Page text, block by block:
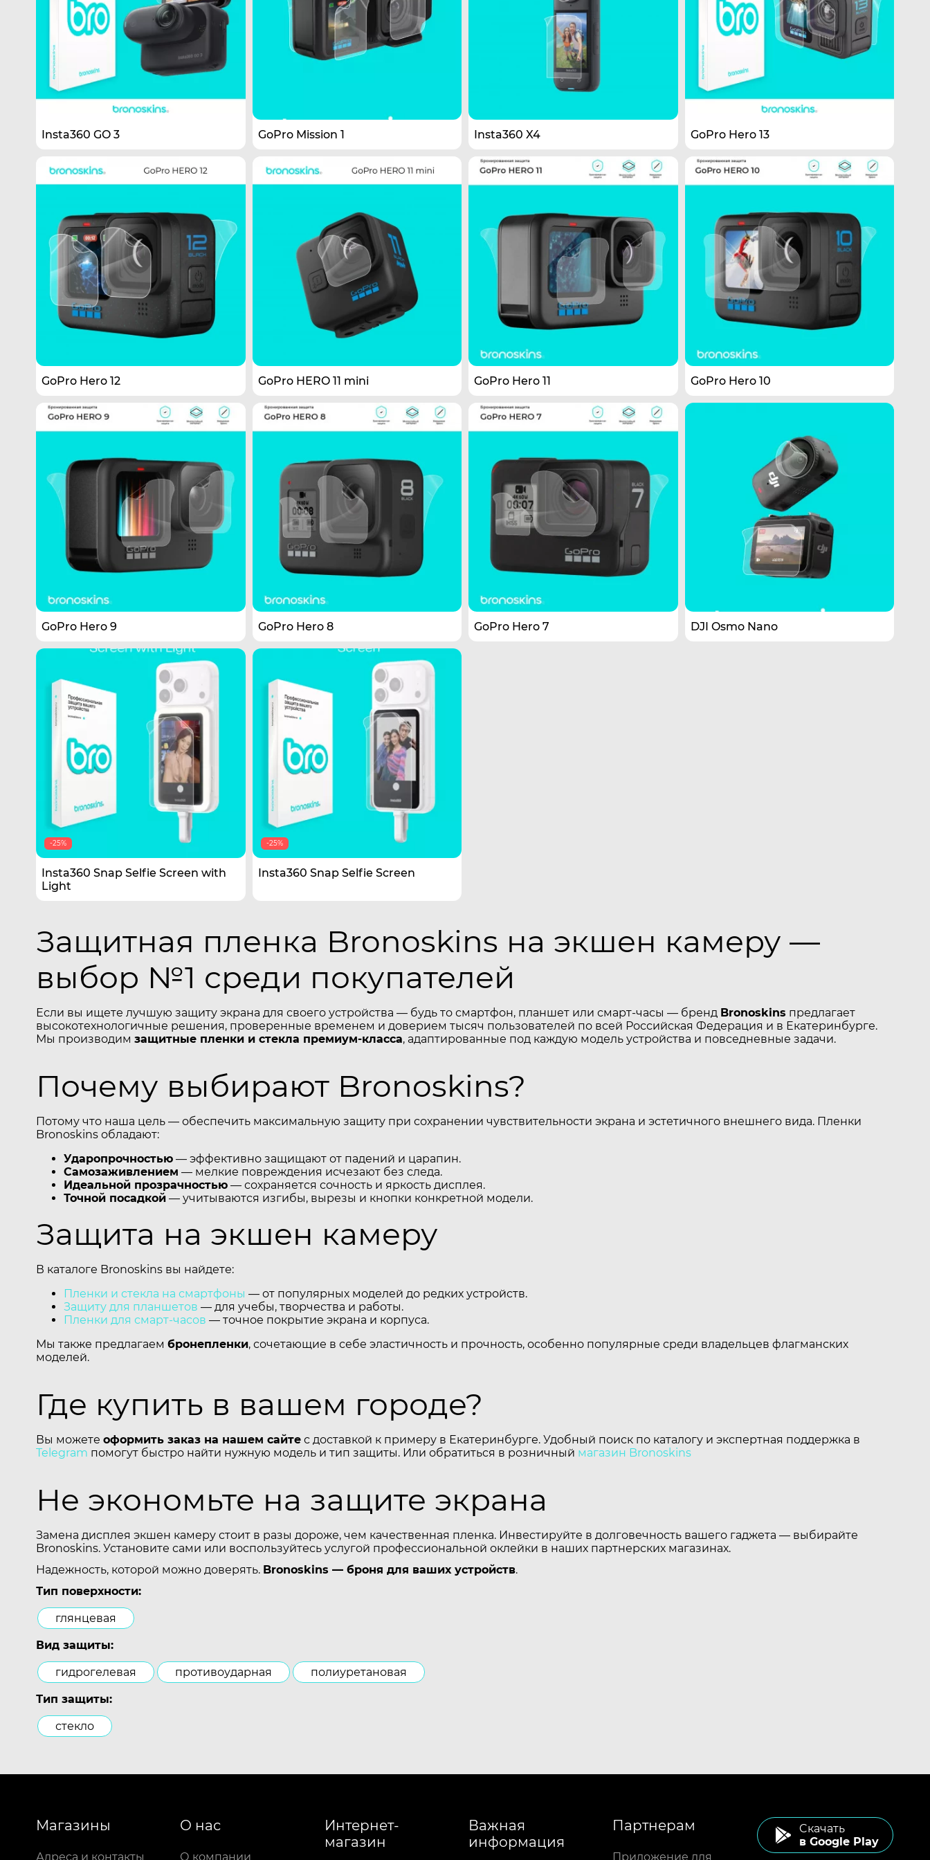
Insta360 GO 3 GoPro Mission 1 Insta360 X4 GoPro Hero 13
GoPro Hero 12 GoPro HERO 11 mini GoPro Hero 11 GoPro Hero 10
GoPro Hero 9 GoPro Hero 8 GoPro Hero 7 DJI Osmo Nano
-25%
Insta360 Snap Selfie Screen with
Light
-25%
Insta360 Snap Selfie Screen
Защитная пленка Bronoskins на экшен камеру —
выбор №1 среди покупателей
Если вы ищете лучшую защиту экрана для своего устройства — будь то смартфон, планшет или смарт-часы — бренд Bronoskins предлагает
высокотехнологичные решения, проверенные временем и доверием тысяч пользователей по всей Российская Федерация и в Екатеринбурге.
Мы производим защитные пленки и стекла премиум-класса, адаптированные под каждую модель устройства и повседневные задачи.
Почему выбирают Bronoskins?
Потому что наша цель — обеспечить максимальную защиту при сохранении чувствительности экрана и эстетичного внешнего вида. Пленки
Bronoskins обладают:
Ударопрочностью — эффективно защищают от падений и царапин.
Самозаживлением — мелкие повреждения исчезают без следа.
Идеальной прозрачностью — сохраняется сочность и яркость дисплея.
Точной посадкой — учитываются изгибы, вырезы и кнопки конкретной модели.
Защита на экшен камеру
В каталоге Bronoskins вы найдете:
Пленки и стекла на смартфоны — от популярных моделей до редких устройств.
Защиту для планшетов — для учебы, творчества и работы.
Пленки для смарт-часов — точное покрытие экрана и корпуса.
Мы также предлагаем бронепленки, сочетающие в себе эластичность и прочность, особенно популярные среди владельцев флагманских
моделей.
Где купить в вашем городе?
Вы можете оформить заказ на нашем сайте с доставкой к примеру в Екатеринбурге. Удобный поиск по каталогу и экспертная поддержка в
Telegram помогут быстро найти нужную модель и тип защиты. Или обратиться в розничный магазин Bronoskins
Не экономьте на защите экрана
Замена дисплея экшен камеру стоит в разы дороже, чем качественная пленка. Инвестируйте в долговечность вашего гаджета — выбирайте
Bronoskins. Установите сами или воспользуйтесь услугой профессиональной оклейки в наших партнерских магазинах.
Надежность, которой можно доверять. Bronoskins — броня для ваших устройств.
Тип поверхности:
глянцевая
Вид защиты:
гидрогелевая противоударная полиуретановая
Тип защиты:
стекло
Магазины
Адреса и контакты
О нас
О компании
Интернет-
магазин
Важная
информация
Партнерам
Приложение для
Cкачать
в Google Play